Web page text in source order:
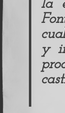
la
y